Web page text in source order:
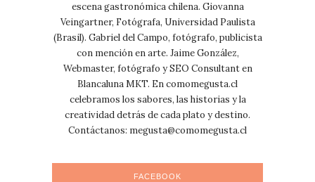
escena gastronómica chilena. Giovanna
Veingartner, Fotógrafa, Universidad Paulista
(Brasil). Gabriel del Campo, fotógrafo, publicista
con mención en arte. Jaime González,
Webmaster, fotógrafo y SEO Consultant en
Blancaluna MKT. En comomegusta.cl
celebramos los sabores, las historias y la
creatividad detrás de cada plato y destino.
Contáctanos: megusta@comomegusta.cl
FACEBOOK